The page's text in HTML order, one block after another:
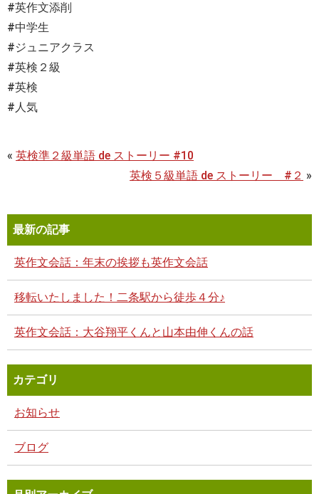
#英作文添削
#中学生
#ジュニアクラス
#英検２級
#英検
#人気
« 英検準２級単語 de ストーリー #10
英検５級単語 de ストーリー #２ »
最新の記事
英作文会話：年末の挨拶も英作文会話
移転いたしました！二条駅から徒歩４分♪
英作文会話：大谷翔平くんと山本由伸くんの話
カテゴリ
お知らせ
ブログ